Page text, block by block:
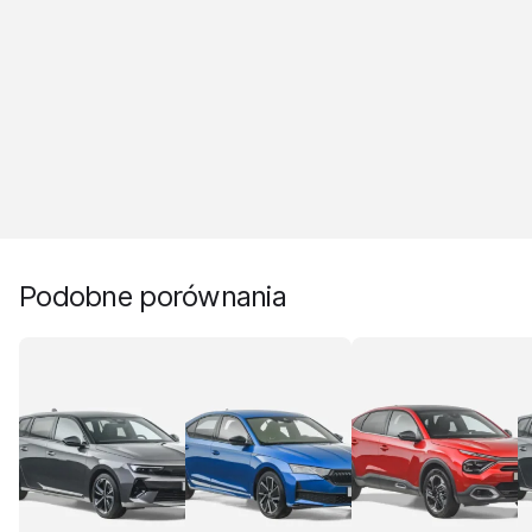
Podobne porównania